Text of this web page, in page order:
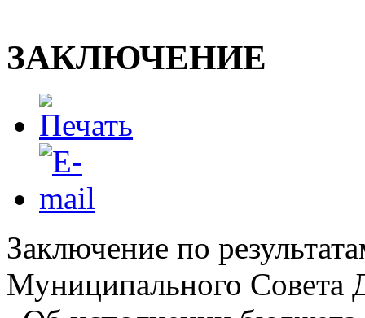
ЗАКЛЮЧЕНИЕ
Заключение по
Муниципального Совета